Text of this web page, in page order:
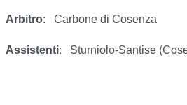
Arbitro: Carbone di Cosenza
Assistenti: Sturniolo-Santise